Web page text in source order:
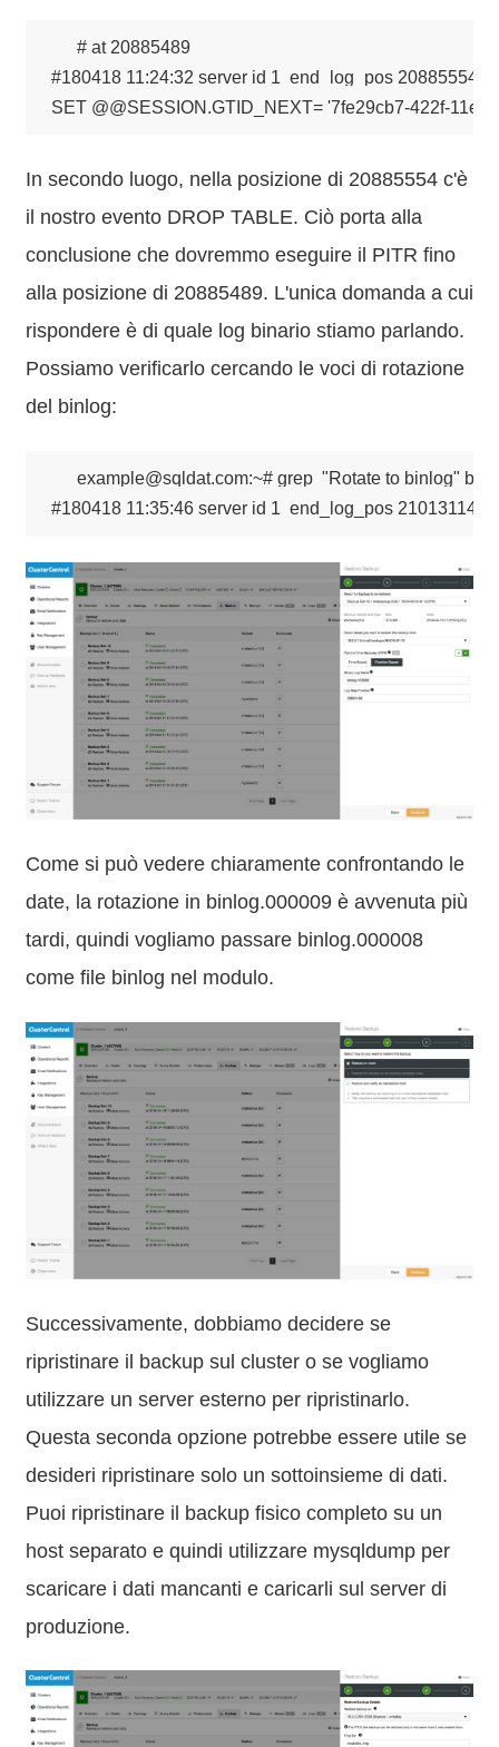
# at 20885489
#180418 11:24:32 server id 1  end_log_pos 20885554
SET @@SESSION.GTID_NEXT= '7fe29cb7-422f-
In secondo luogo, nella posizione di 20885554 c'è
il nostro evento DROP TABLE. Ciò porta alla
conclusione che dovremmo eseguire il PITR fino
alla posizione di 20885489. L'unica domanda a cui
rispondere è di quale log binario stiamo parlando.
Possiamo verificarlo cercando le voci di rotazione
del binlog:
example@sqldat.com:~# grep  "Rotate to binlog"
#180418 11:35:46 server id 1  end_log_pos 21013114
Come si può vedere chiaramente confrontando le
date, la rotazione in binlog.000009 è avvenuta più
tardi, quindi vogliamo passare binlog.000008
come file binlog nel modulo.
Successivamente, dobbiamo decidere se
ripristinare il backup sul cluster o se vogliamo
utilizzare un server esterno per ripristinarlo.
Questa seconda opzione potrebbe essere utile se
desideri ripristinare solo un sottoinsieme di dati.
Puoi ripristinare il backup fisico completo su un
host separato e quindi utilizzare mysqldump per
scaricare i dati mancanti e caricarli sul server di
produzione.